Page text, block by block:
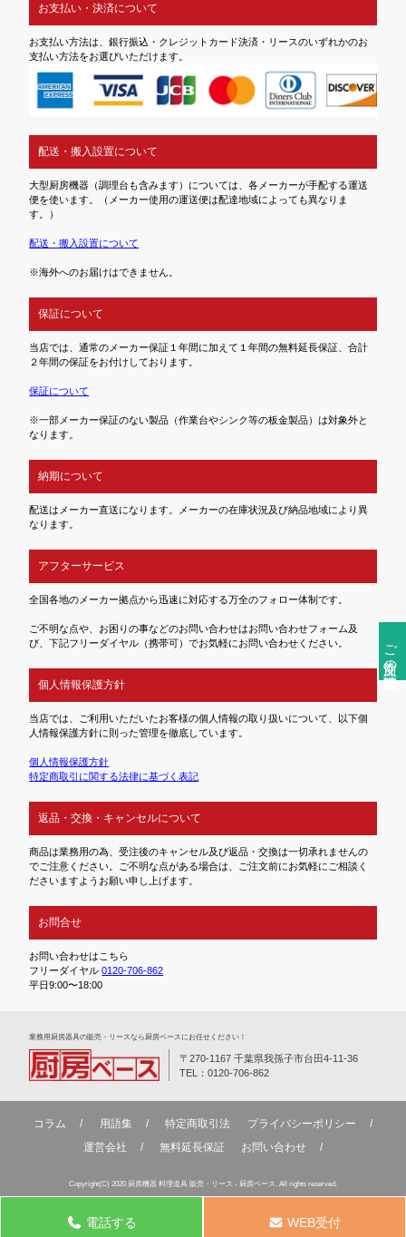
ご注文前の確認事項
お支払い・決済について
お支払い方法は、銀行振込・クレジットカード決済・リースのいずれかのお
支払い方法をお選びいただけます。
配送・搬入設置について
大型厨房機器（調理台も含みます）については、各メーカーが手配する運送
便を使います。（メーカー使用の運送便は配達地域によっても異なりま
す。）
配送・搬入設置について
※海外へのお届けはできません。
保証について
当店では、通常のメーカー保証１年間に加えて１年間の無料延長保証、合計
２年間の保証をお付けしております。
保証について
※一部メーカー保証のない製品（作業台やシンク等の板金製品）は対象外と
なります。
納期について
配送はメーカー直送になります。メーカーの在庫状況及び納品地域により異
なります。
アフターサービス
全国各地のメーカー拠点から迅速に対応する万全のフォロー体制です。
ご不明な点や、お困りの事などのお問い合わせはお問い合わせフォーム及
び、下記フリーダイヤル（携帯可）でお気軽にお問い合わせください。
個人情報保護方針
当店では、ご利用いただいたお客様の個人情報の取り扱いについて、以下個
人情報保護方針に則った管理を徹底しています。
個人情報保護方針
特定商取引に関する法律に基づく表記
返品・交換・キャンセルについて
商品は業務用の為、受注後のキャンセル及び返品・交換は一切承れませんの
でご注意ください。ご不明な点がある場合は、ご注文前にお気軽にご相談く
ださいますようお願い申し上げます。
お問合せ
お問い合わせはこちら
フリーダイヤル0120-706-862
平日9:00〜18:00
業務⽤厨房器具の販売・リースなら厨房ベースにお任せください！
〒270-1167 千葉県我孫子市台田4-11-36
TEL：0120-706-862
コラム 用語集 特定商取引法
プライバシーポリシー
運営会社
無料延⻑保証 お問い合わせ
Copyright(C) 2020 厨房機器 料理道具 販売・リース - 厨房ベース. All rights reserved.
電話する WEB受付